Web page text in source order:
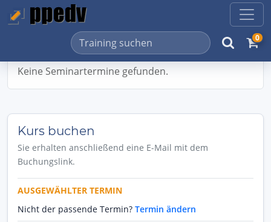
0
Keine Seminartermine gefunden.
Kurs buchen
Sie erhalten anschließend eine E-Mail mit dem
Buchungslink.
AUSGEWÄHLTER TERMIN
Nicht der passende Termin? Termin ändern